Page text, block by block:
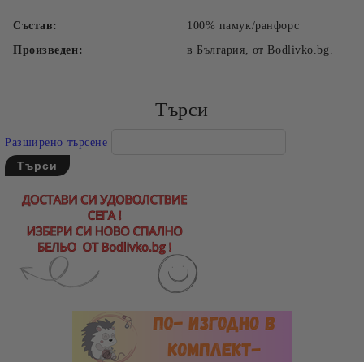
Ние ще се свържем с вас в рамките на работния ден.
Състав:
100% памук/ранфорс
Произведен:
в България, от Bodlivko.bg.
Търси
Разширено търсене